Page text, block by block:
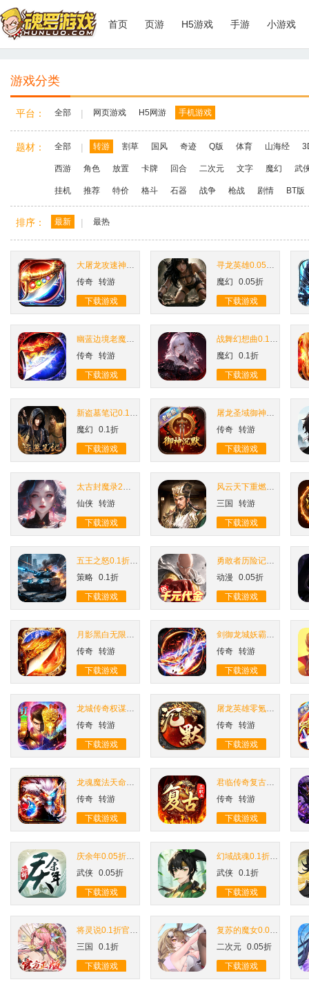
首页 页游 H5游戏 手游 小游戏
游戏分类
平台： 全部 | 网页游戏 H5网游 手机游戏
题材： 全部 | 转游 割草 国风 奇迹 Q版 体育 山海经
西游 角色 放置 卡牌 回合 二次元 文字 魔幻 武
挂机 推荐 特价 格斗 石器 战争 枪战 剧情 BT版
排序： 最新 | 最热
大屠龙攻速神器无限刀
传奇 转游
下载游戏
寻龙英雄0.05折盗墓免费版
魔幻
0.05折
下载游戏
幽蓝边境老魔高爆送千元直购
传奇 转游
下载游戏
战舞幻想曲0.1折每日囤648
魔幻
0.1折
下载游戏
新盗墓笔记0.1折免费版天天2000代金
魔幻
0.1折
下载游戏
屠龙圣域御神沉默老板服
传奇 转游
下载游戏
太古封魔录2上古混沌20倍返利
仙侠 转游
下载游戏
风云天下重燃1折免费版
三国
转游
下载游戏
五王之怒0.1折坦克世界
策略 0.1折
下载游戏
勇敢者历险记0.05折送千元代金
动漫
0.05折
下载游戏
月影黑白无限代金送送送
传奇 转游
下载游戏
剑御龙城妖霸弑神一刀斩
传奇 转游
下载游戏
龙城传奇权谋十二流派打金版
传奇 转游
下载游戏
屠龙英雄零氪沉默专属
传奇 转游
下载游戏
龙魂魔法天命沉默专属爆
传奇 转游
下载游戏
君临传奇复古专属三职业
传奇 转游
下载游戏
庆余年0.05折送万元代金
武侠 0.05折
下载游戏
幻域战魂0.1折明星侠客
武侠 0.1折
下载游戏
将灵说0.1折官方正版
三国
0.1折
下载游戏
复苏的魔女0.05折天天648
二次元 0.05折
下载游戏